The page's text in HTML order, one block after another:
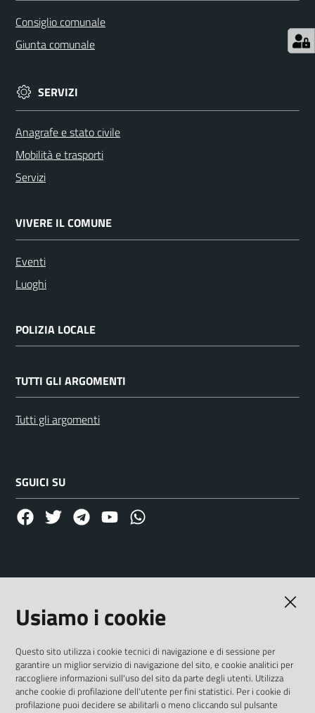
Consiglio comunale
Giunta comunale
SERVIZI
Anagrafe e stato civile
Mobilità e trasporti
Servizi
VIVERE IL COMUNE
Eventi
Luoghi
POLIZIA LOCALE
TUTTI GLI ARGOMENTI
Tutti gli argomenti
SGUICI SU
facebooktwitter telegramYouTube
Comune di Nome Comune
Via L'Aquila, 1/A, 33010 Tavagnacco UD
Codice fiscale / P. IVA: 00123456789
Numero verde: 0432 689094
Usiamo i cookie
Questo sito utilizza i cookie tecnici di navigazione e di sessione per
garantire un miglior servizio di navigazione del sito, e cookie analitici per
raccogliere informazioni sull'uso del sito da parte degli utenti. Utilizza
anche cookie di profilazione dell'utente per fini statistici. Per i cookie di
profilazione puoi decidere se abilitarli o meno cliccando sul pulsante